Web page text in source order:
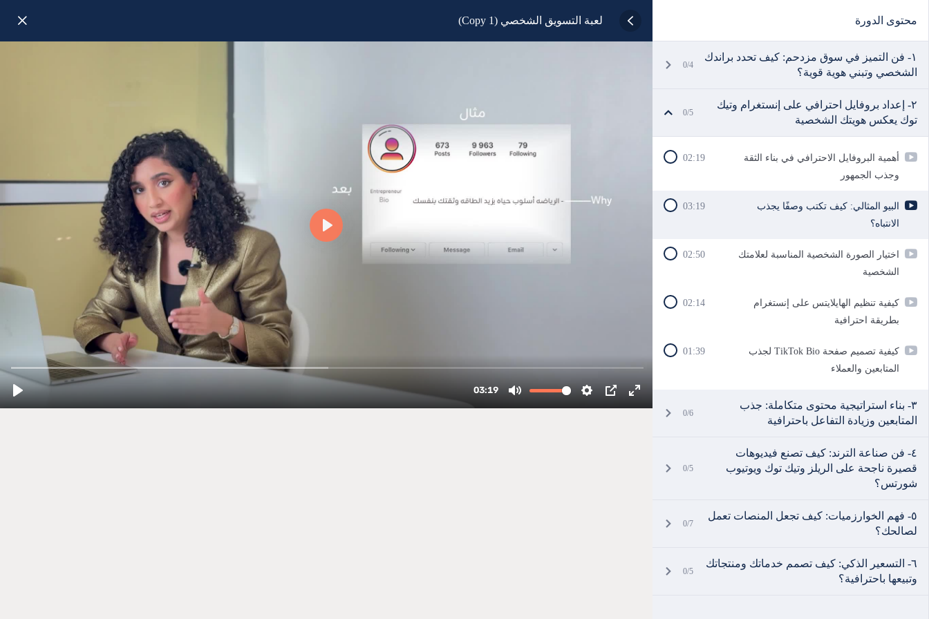
محتوى الدورة
١- فن التميز في سوق مزدحم: كيف تحدد براندك
الشخصي وتبني هوية قوية؟
0/4
٢- إعداد بروفايل احترافي على إنستغرام وتيك
توك يعكس هويتك الشخصية
0/5
أهمية البروفايل الاحترافي في بناء الثقة
وجذب الجمهور
02:19
البيو المثالي: كيف تكتب وصفًا يجذب
الانتباه؟
03:19
اختيار الصورة الشخصية المناسبة لعلامتك
الشخصية
02:50
كيفية تنظيم الهايلايتس على إنستغرام
بطريقة احترافية
02:14
كيفية تصميم صفحة TikTok Bio لجذب
المتابعين والعملاء
01:39
٣- بناء استراتيجية محتوى متكاملة: جذب
المتابعين وزيادة التفاعل باحترافية
0/6
٤- فن صناعة الترند: كيف تصنع فيديوهات
قصيرة ناجحة على الريلز وتيك توك ويوتيوب
شورتس؟
0/5
٥- فهم الخوارزميات: كيف تجعل المنصات تعمل
لصالحك؟
0/7
٦- التسعير الذكي: كيف تصمم خدماتك ومنتجاتك
وتبيعها باحترافية؟
0/5
لعبة التسويق الشخصي (Copy 1)